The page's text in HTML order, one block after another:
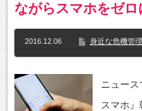
ながらスマホをゼロ
2016.12.06 身近な危機管理
ニュース
スマホ